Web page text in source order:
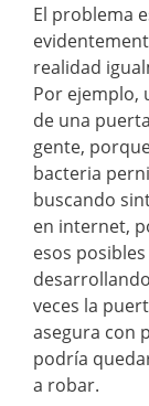
El problema
realidad
Por ejemplo,
de una
gente,
bacteria
buscando
en internet,
esos
veces la
asegura con
podría
a robar.